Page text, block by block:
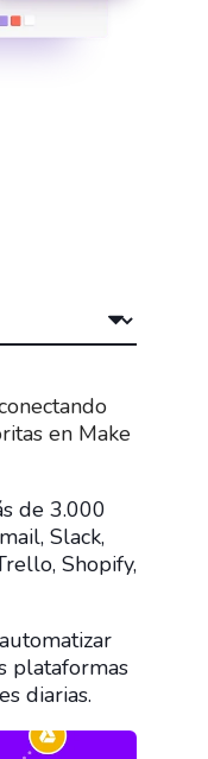
en Make
de 3.000
Slack,
Shopify,
plataformas
diarias.